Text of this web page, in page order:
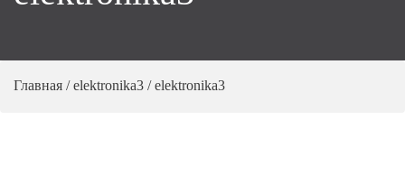
Главная /elektronika3 /elektronika3